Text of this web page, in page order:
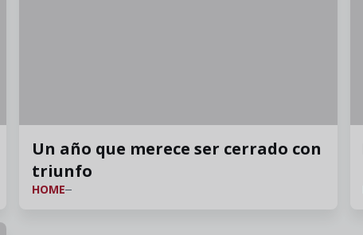
Un año que merece ser cerrado con
triunfo
HOME